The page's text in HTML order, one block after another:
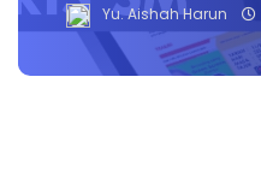
Yu. Aishah Harun